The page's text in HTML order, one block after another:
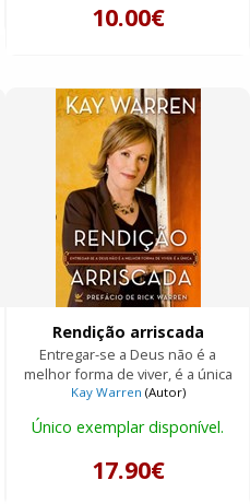
10.00€
Rendição arriscada
Entregar-se a Deus não é a
melhor forma de viver, é a única
Kay Warren (Autor)
Único exemplar disponível.
17.90€